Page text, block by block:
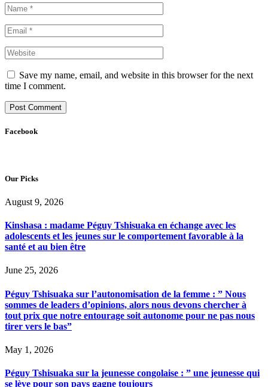
Save my name, email, and website in this browser for the next
time I comment.
Facebook
Our Picks
August 9, 2026
Kinshasa : madame Péguy Tshisuaka en échange avec les
adolescents et les jeunes sur le comportement favorable à la
santé et au bien être
June 25, 2026
Péguy Tshisuaka sur l’autonomisation de la femme : ” Nous
sommes de leaders d’opinions, alors nous devons chercher à
tout prix que notre entourage soit autonome pour ne pas nous
tirer vers le bas”
May 1, 2026
Péguy Tshisuaka sur la jeunesse congolaise : ” une jeunesse qui
se lève pour son pays gagne toujours